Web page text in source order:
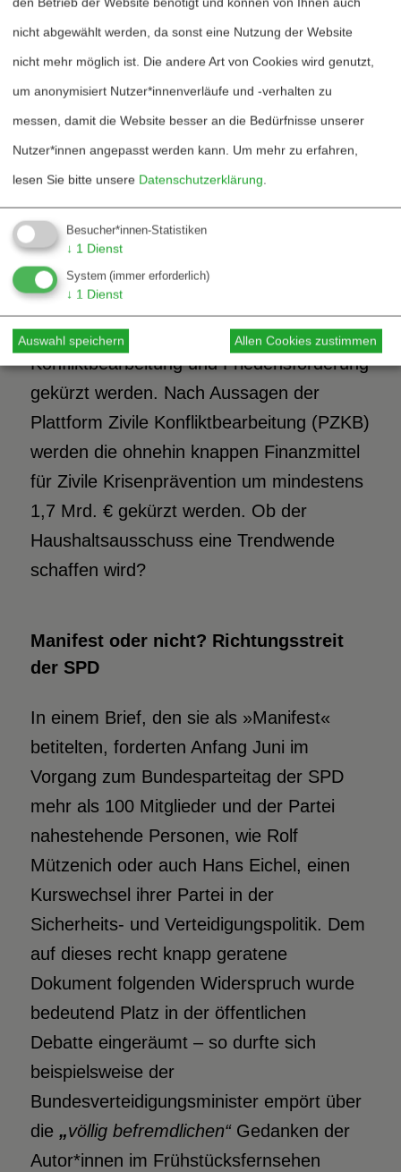
noch erleben wird, erst recht, da das neu
beschlossene NATO-Ziel von 2 % auf 5 %
des BIP erhöht wurde. Bislang für
unverbrüchlich gehaltene Versprechungen,
wie die Beistandsverpflichtung, haben nun
ihr Wesen verändert – als von finanziellen
Zusagen abhängige Variable.
Das Geschacher um die vielen Milliarden
wirkt umso perfider, wenn gleichzeitig
unter der neuen Bundesregierung die
Mittel für zivile Krisenprävention,
Konfliktbearbeitung und Friedensförderung
gekürzt werden. Nach Aussagen der
Plattform Zivile Konfliktbearbeitung (PZKB)
werden die ohnehin knappen Finanzmittel
für Zivile Krisenprävention um mindestens
1,7 Mrd. € gekürzt werden. Ob der
Haushaltsausschuss eine Trendwende
schaffen wird?
Manifest oder nicht? Richtungsstreit
der SPD
In einem Brief, den sie als »Manifest«
betitelten, forderten Anfang Juni im
Vorgang zum Bundesparteitag der SPD
mehr als 100 Mitglieder und der Partei
nahestehende Personen, wie Rolf
Mützenich oder auch Hans Eichel, einen
Kurswechsel ihrer Partei in der
Sicherheits- und Verteidigungspolitik. Dem
auf dieses recht knapp geratene
Dokument folgenden Widerspruch wurde
bedeutend Platz in der öffentlichen
Debatte eingeräumt – so durfte sich
beispielsweise der
Bundesverteidigungsminister empört über
die „völlig befremdlichen“Gedanken der
Autor*innen im Frühstücksfernsehen
nicht abgewählt werden, da sonst eine Nutzung der Website
nicht mehr möglich ist. Die andere Art von Cookies wird genutzt,
um anonymisiert Nutzer*innenverläufe und -verhalten zu
messen, damit die Website besser an die Bedürfnisse unserer
Nutzer*innen angepasst werden kann. Um mehr zu erfahren,
lesen Sie bitte unsere Datenschutzerklärung.
Besucher*innen-Statistiken
↓ 1 Dienst
System (immer erforderlich)
↓ 1 Dienst
Auswahl speichern Allen Cookies zustimmen